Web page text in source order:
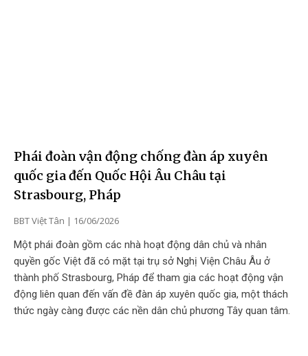
Phái đoàn vận động chống đàn áp xuyên
quốc gia đến Quốc Hội Âu Châu tại
Strasbourg, Pháp
BBT Việt Tân
16/06/2026
Một phái đoàn gồm các nhà hoạt động dân chủ và nhân
quyền gốc Việt đã có mặt tại trụ sở Nghị Viện Châu Âu ở
thành phố Strasbourg, Pháp để tham gia các hoạt động vận
động liên quan đến vấn đề đàn áp xuyên quốc gia, một thách
thức ngày càng được các nền dân chủ phương Tây quan tâm.